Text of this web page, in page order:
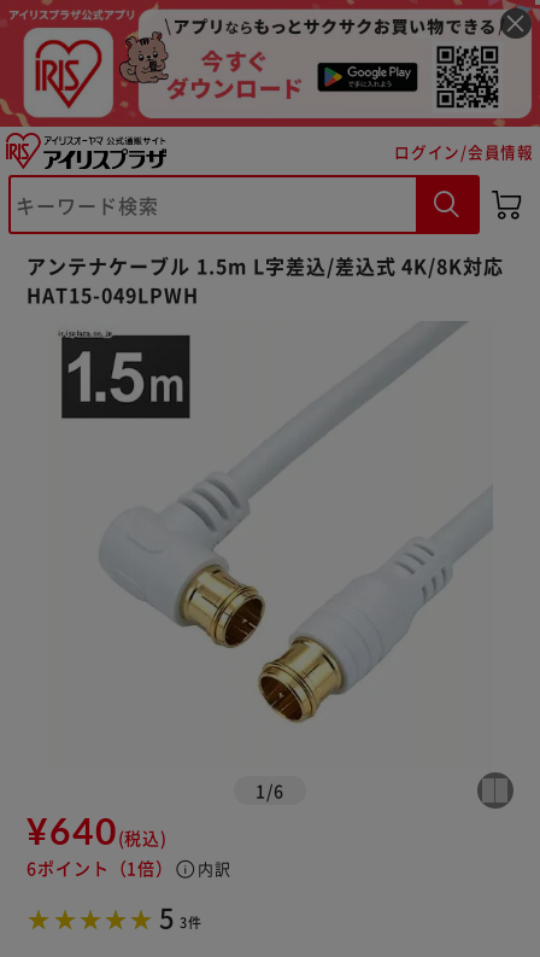
ログイン/会員情報
アンテナケーブル 1.5m L字差込/差込式 4K/8K対応
HAT15-049LPWH
1 /6
¥640(税込)
6ポイント （1倍） info 内訳
5 3件
カートに入れる 購入手続きへ